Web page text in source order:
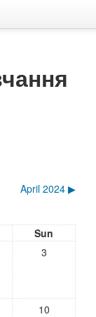
April 2024 ▶︎
Sun
3
10